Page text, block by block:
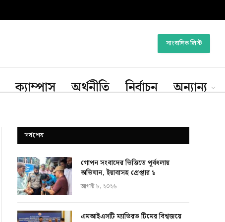
সাংবাদিক লিস্ট
ক্যাম্পাস অর্থনীতি নির্বাচন অন্যান্য
সর্বশেষ
গোপন সংবাদের ভিত্তিতে পূর্বধলায়
অভিযান, ইয়াবাসহ গ্রেপ্তার ১
আগস্ট ৮, ২০২৬
এমআইএসটি ম্যাভিরভ টিমের বিশ্বজয়ে